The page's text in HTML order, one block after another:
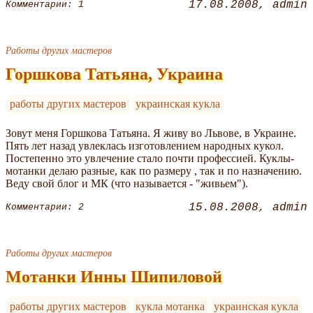
Комментарии: 1 17.08.2008 admin
Работы других мастеров
Горшкова Татьяна, Украина
работы других мастеров украинская кукла
Зовут меня Горшкова Татьяна. Я живу во Львове, в Украине.
Пять лет назад увлеклась изготовлением народных кукол.
Постепенно это увлечение стало почти профессией. Куклы-
мотанки делаю разные, как по размеру , так и по назначению.
Веду свой блог и МК (что называется - "живьем").
Комментарии: 2 15.08.2008 admin
Работы других мастеров
Мотанки Инны Шипиловой
работы других мастеров кукла мотанка украинская кукла